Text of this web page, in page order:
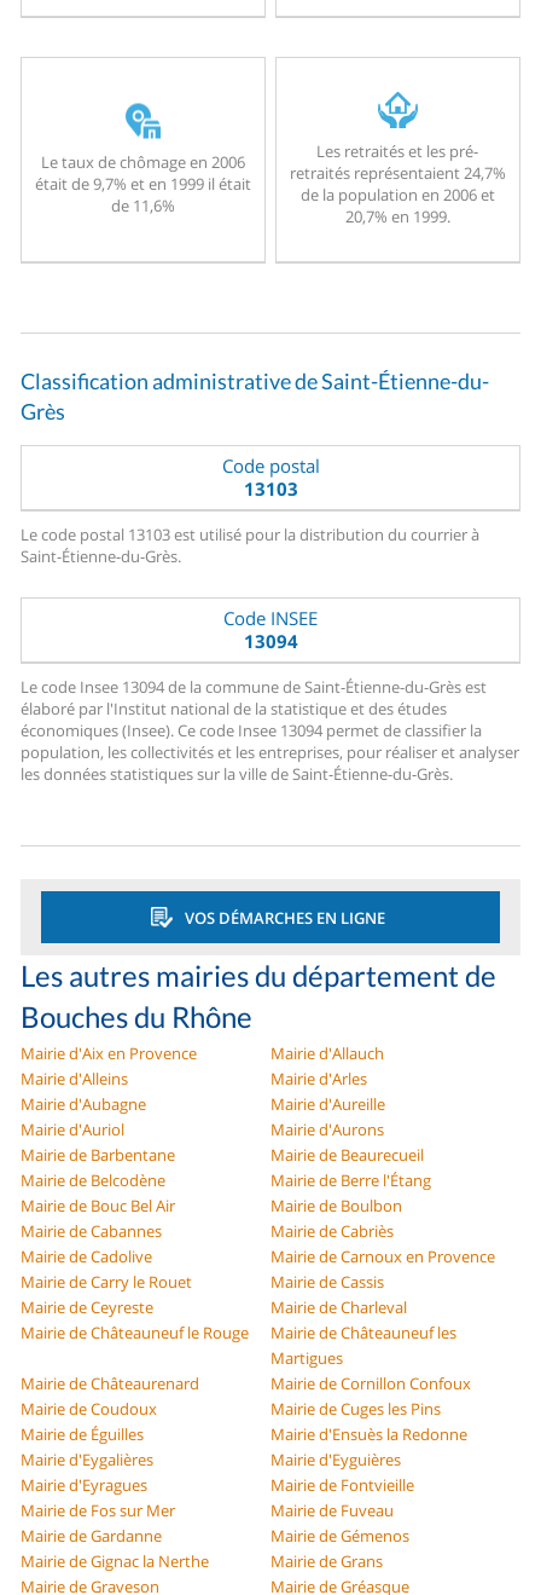
Le taux de chômage en 2006
était de 9,7% et en 1999 il était
de 11,6%
Les retraités et les pré-
retraités représentaient 24,7%
de la population en 2006 et
20,7% en 1999.
Classification administrative de Saint-Étienne-du-
Grès
Code postal
13103
Le code postal 13103 est utilisé pour la distribution du courrier à
Saint-Étienne-du-Grès.
Code INSEE
13094
Le code Insee 13094 de la commune de Saint-Étienne-du-Grès est
élaboré par l'Institut national de la statistique et des études
économiques (Insee). Ce code Insee 13094 permet de classifier la
population, les collectivités et les entreprises, pour réaliser et analyser
les données statistiques sur la ville de Saint-Étienne-du-Grès.
VOS DÉMARCHES EN LIGNE
Les autres mairies du département de
Bouches du Rhône
Mairie d'Aix en Provence
Mairie d'Allauch
Mairie d'Alleins
Mairie d'Arles
Mairie d'Aubagne
Mairie d'Aureille
Mairie d'Auriol
Mairie d'Aurons
Mairie de Barbentane
Mairie de Beaurecueil
Mairie de Belcodène
Mairie de Berre l'Étang
Mairie de Bouc Bel Air
Mairie de Boulbon
Mairie de Cabannes
Mairie de Cabriès
Mairie de Cadolive
Mairie de Carnoux en Provence
Mairie de Carry le Rouet
Mairie de Cassis
Mairie de Ceyreste
Mairie de Charleval
Mairie de Châteauneuf le Rouge
Mairie de Châteauneuf les
Martigues
Mairie de Châteaurenard
Mairie de Cornillon Confoux
Mairie de Coudoux
Mairie de Cuges les Pins
Mairie de Éguilles
Mairie d'Ensuès la Redonne
Mairie d'Eygalières
Mairie d'Eyguières
Mairie d'Eyragues
Mairie de Fontvieille
Mairie de Fos sur Mer
Mairie de Fuveau
Mairie de Gardanne
Mairie de Gémenos
Mairie de Gignac la Nerthe
Mairie de Grans
Mairie de Graveson
Mairie de Gréasque